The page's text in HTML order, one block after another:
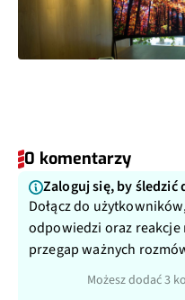
0 komentarzy
Zaloguj się, by śledzić
Dołącz do
odpowiedzi oraz reakcje
przegap ważnych
Możesz dodać 3